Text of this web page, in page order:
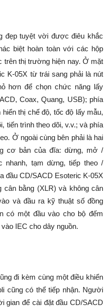
đẹp tuyệt vời được điêu khắc
biệt hoàn toàn với các hộp
trên thị trường hiện nay. Ở mặt
K-05X từ trái sang phải là nút
hơn để chọn chức năng lấy
Coax, Quang, USB); phía
thị chế độ, tốc độ lấy mẫu,
tiến trình theo dõi, v.v.; và phía
Ở ngoài cùng bên phải là hai
cơ bản của đĩa: dừng, mở /
nhanh, tạm dừng, tiếp theo /
đầu CD/SACD Esoteric K-05X
cân bằng (XLR) và không cân
và đầu ra kỹ thuật số đồng
có một đầu vào cho bộ đếm
IEC cho dây nguồn.
đi kèm cùng một điều khiển
cũng có thể tiếp nhận. Người
gian để cài đặt đầu CD/SACD